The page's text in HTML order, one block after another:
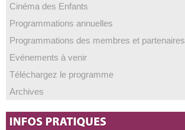
Cinéma des Enfants
Programmations annuelles
Programmations des membres et partenaires
Evénements à venir
Téléchargez le programme
Archives